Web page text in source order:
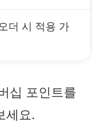
더 시 적용 가
십 포인트를
세요.